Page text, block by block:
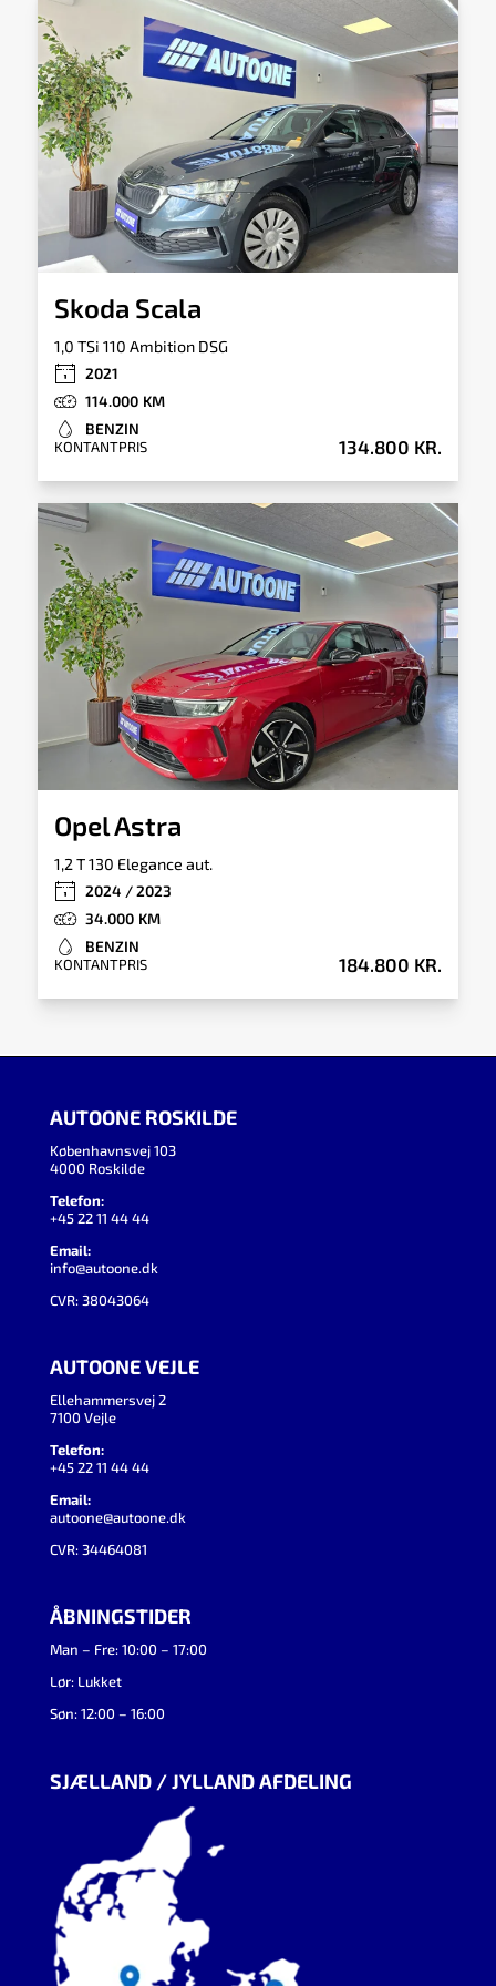
hvilket gør den markant mere engagerende
at køre end mange af konkurrenterne i
klassen.
Totalvægt
1.845kg
Tankkapacitet
42l
Tilkoblingsvægt
1.300kg
Tilkoblingsvægt
uden bremser
550kg
Skoda Scala
1,0 TSi 110 Ambition DSG
134.800 KR.
KONTANTPRIS
2021
114.000
BENZIN
Opel Astra
1,2 T 130 Elegance aut.
184.800 KR.
KONTANTPRIS
2024 / 2023
34.000
BENZIN
AUTOONE ROSKILDE
Københavnsvej 103
4000 Roskilde
Telefon:
+45 22 11 44 44
Email:
info@autoone.dk
CVR: 38043064
AUTOONE VEJLE
Ellehammersvej 2
7100 Vejle
Telefon:
+45 22 11 44 44
Email:
autoone@autoone.dk
CVR: 34464081
ÅBNINGSTIDER
Man – Fre: 10:00 – 17:00
Lør: Lukket
Søn: 12:00 – 16:00
SJÆLLAND / JYLLAND AFDELING